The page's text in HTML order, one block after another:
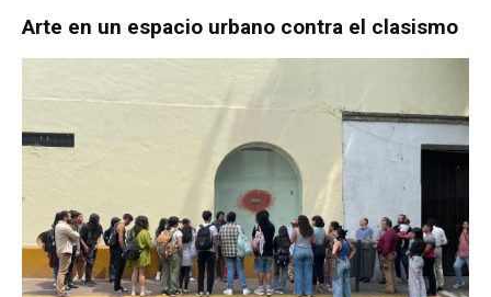
Arte en un espacio urbano contra el clasismo